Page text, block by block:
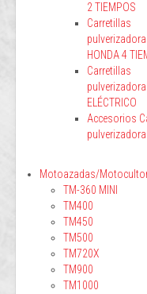
2 TIEMPOS
Carretillas
HONDA 4
Carretillas
ELÉCTRICO
Accesorios
Motoazadas/
TM-360 MINI
TM400
TM450
TM500
TM720X
TM900
TM1000